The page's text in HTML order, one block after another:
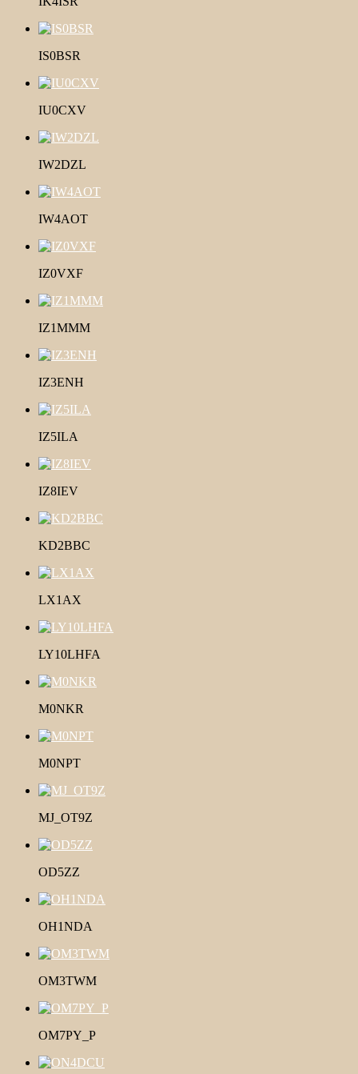
IS0BSR
IU0CXV
IW2DZL
IW4AOT
IZ0VXF
IZ1MMM
IZ3ENH
IZ5ILA
IZ8IEV
KD2BBC
LX1AX
LY10LHFA
M0NKR
M0NPT
MJ_OT9Z
OD5ZZ
OH1NDA
OM3TWM
OM7PY_P